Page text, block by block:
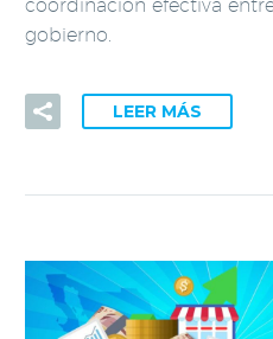
coordinación efectiva
gobierno.
LEER MÁS